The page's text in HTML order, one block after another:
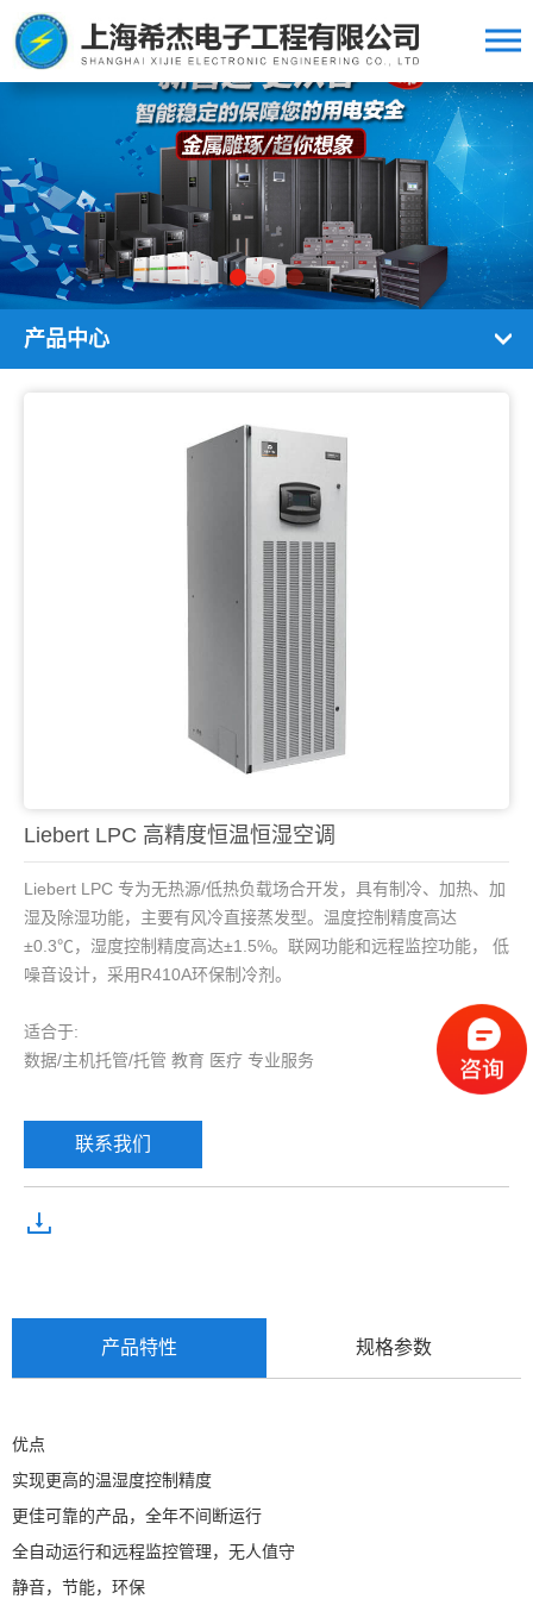
中文版/英文版
产品中心
Liebert LPC 高精度恒温恒湿空调
Liebert LPC 专为无热源/低热负载场合开发，具有制冷、加热、加
湿及除湿功能，主要有风冷直接蒸发型。温度控制精度高达
±0.3℃，湿度控制精度高达±1.5%。联网功能和远程监控功能， 低
噪音设计，采用R410A环保制冷剂。
适合于:
数据/主机托管/托管 教育 医疗 专业服务
联系我们
产品特性 规格参数
优点
实现更高的温湿度控制精度
更佳可靠的产品，全年不间断运行
全自动运行和远程监控管理，无人值守
静音，节能，环保